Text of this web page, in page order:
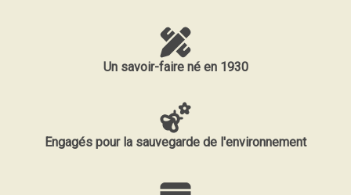
Un savoir-faire né en 1930
Engagés pour la sauvegarde de l'environnement